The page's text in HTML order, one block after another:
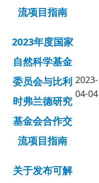
流项目指南
2023年度国家
自然科学基金
委员会与比利
时弗兰德研究
基金会合作交
流项目指南
2023-
04-04
关于发布可解